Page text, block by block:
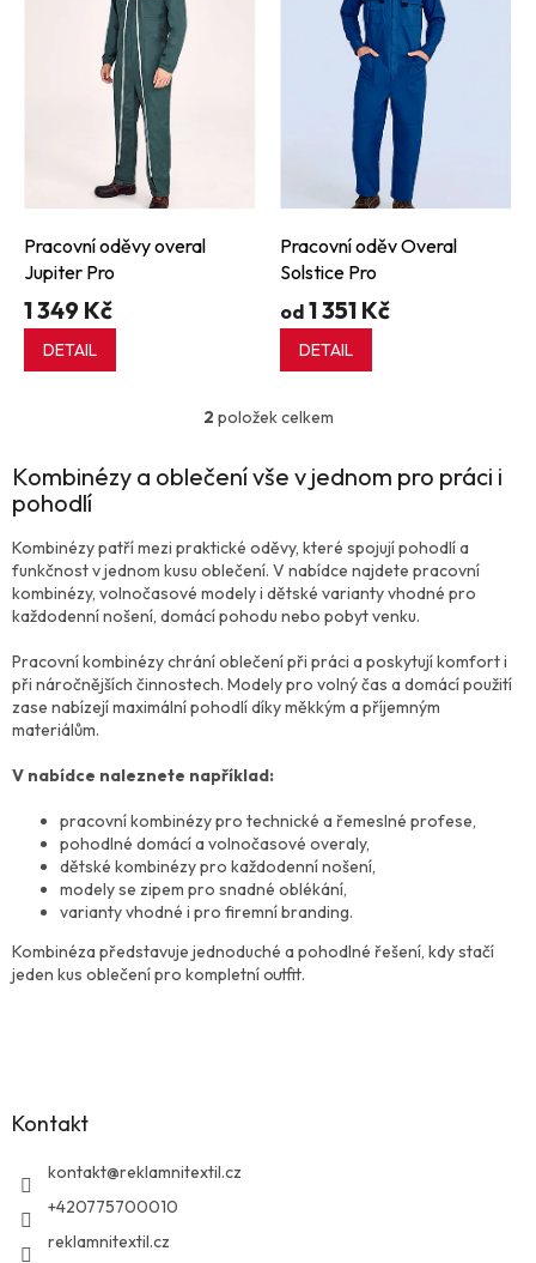
Pracovní oděvy overal
Jupiter Pro
1 349 Kč
DETAIL
Pracovní oděv Overal
Solstice Pro
od 1 351 Kč
DETAIL
O
l
á
a
c
í
p
v
k
y
v
p
s
u
2 položek celkem
Kombinézy a oblečení vše v jednom pro práci i
pohodlí
Kombinézy patří mezi praktické oděvy, které spojují pohodlí a
funkčnost v jednom kusu oblečení. V nabídce najdete pracovní
kombinézy, volnočasové modely i dětské varianty vhodné pro
každodenní nošení, domácí pohodu nebo pobyt venku.
Pracovní kombinézy chrání oblečení při práci a poskytují komfort i
při náročnějších činnostech. Modely pro volný čas a domácí použití
zase nabízejí maximální pohodlí díky měkkým a příjemným
materiálům.
V nabídce naleznete například:
pracovní kombinézy pro technické a řemeslné profese,
pohodlné domácí a volnočasové overaly,
dětské kombinézy pro každodenní nošení,
modely se zipem pro snadné oblékání,
varianty vhodné i pro firemní branding.
Kombinéza představuje jednoduché a pohodlné řešení, kdy stačí
jeden kus oblečení pro kompletní outfit.
Kontakt
kontakt@reklamnitextil.cz
+420775700010
reklamnitextil.cz